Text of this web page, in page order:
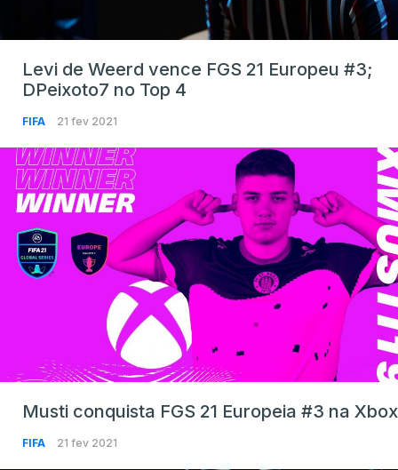
Levi de Weerd vence FGS 21 Europeu #3;
DPeixoto7 no Top 4
FIFA 21 fev 2021
Musti conquista FGS 21 Europeia #3 na Xbox
FIFA 21 fev 2021